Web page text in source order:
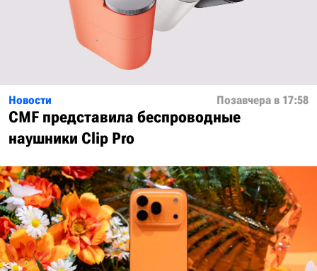
Новости Позавчера в 17:58
CMF представила беспроводные
наушники Clip Pro